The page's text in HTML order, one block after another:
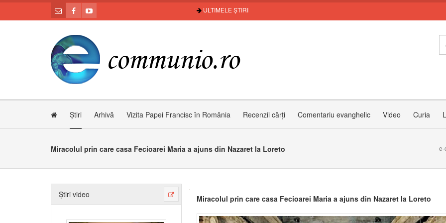
ULTIMELE ȘTIRI
Știri Arhivă Vizita Papei Francisc în România Recenzii cărți Comentariu evanghelic Video Curia
Miracolul prin care casa Fecioarei Maria a ajuns din Nazaret la Loreto e-
Știri video Miracolul prin care casa Fecioarei Maria a ajuns din Nazaret la Loreto